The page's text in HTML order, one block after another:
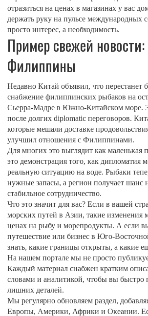
отразиться на ценах в магазинах у вас
держать руку на пульсе международных
просто интерес, а необходимость.
Пример свежей
Филиппины
Недавно Китай объявил, что перестанет
снабжение филиппинских рыбаков на
Сьерра‑Мадре в Южно‑Китайском море.
после долгих diplomatic переговоров.
которые мешали доставке
улучшил отношения с Филиппинами.
Для многих это выглядит как маленькая
это демонстрация того, как дипломатия
реальную ситуацию на воде. Рыбаки
нужные запасы, а регион получает шанс
стабильное сотрудничество.
Что это значит для вас? Если в вашей
морских путей в Азии, такие изменения
ценах на рыбу и морепродукты. А если
путешествие или бизнес в
знать, какие границы открыты, а какие
На нашем портале мы не просто
Каждый материал снабжен кратким
словами и аналитикой, чтобы вы быстро
лишних деталей.
Мы регулярно обновляем раздел,
Европы, Америки, Африки и Океании.